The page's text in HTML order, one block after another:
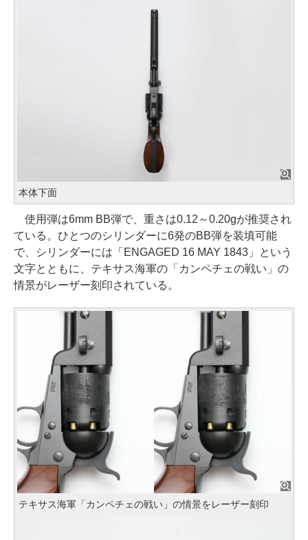
本体下面
使用弾は6mm BB弾で、重さは0.12～0.20gが推奨され
ている。ひとつのシリンダーに6発のBB弾を装填可能
で、シリンダーには「ENGAGED 16 MAY 1843」という
文字とともに、テキサス海軍の「カンペチェの戦い」の
情景がレーザー刻印されている。
テキサス海軍「カンペチェの戦い」の情景をレーザー刻印